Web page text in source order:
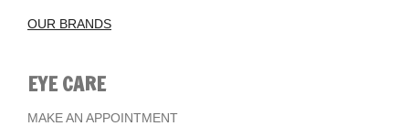
OUR BRANDS
EYE CARE
MAKE AN APPOINTMENT